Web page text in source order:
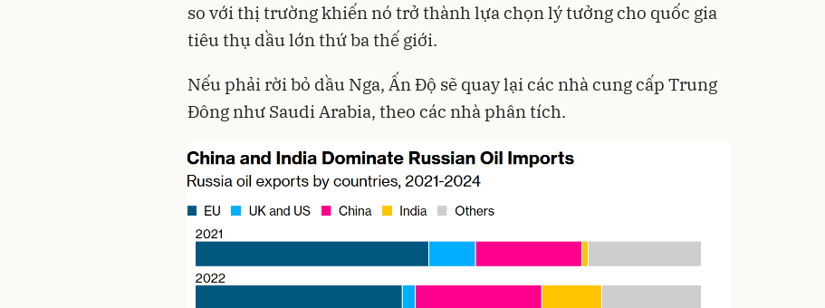
so với thị trường khiến nó trở thành lựa chọn lý tưởng cho quốc gia
tiêu thụ dầu lớn thứ ba thế giới.
Nếu phải rời bỏ dầu Nga, Ấn Độ sẽ quay lại các nhà cung cấp Trung
Đông như Saudi Arabia, theo các nhà phân tích.